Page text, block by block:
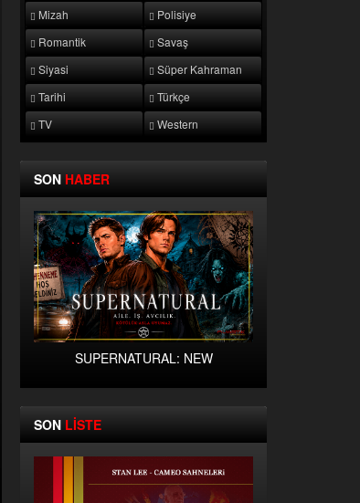
Mizah
Polisiye
Romantik
Savaş
Siyasi
Süper Kahraman
Tarihi
Türkçe
TV
Western
SON HABER
SUPERNATURAL: NEW
SON LİSTE